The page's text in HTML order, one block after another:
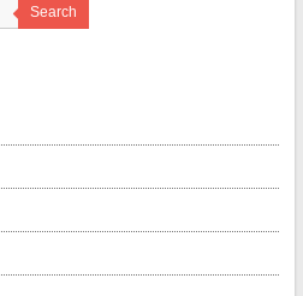
Search